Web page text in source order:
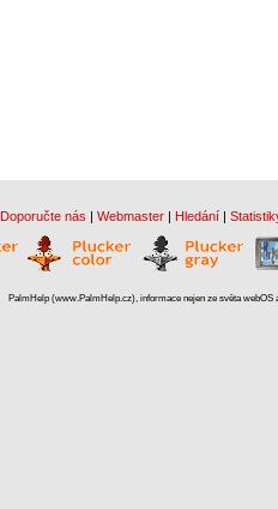
Doporučte nás | Webmaster | Hledání |
PalmHelp (www.PalmHelp.cz), informace nejen ze světa